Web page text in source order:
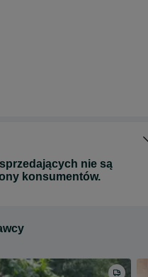
nie są
konsumentów.